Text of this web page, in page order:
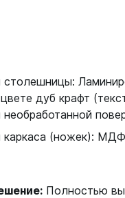
столешницы:
дуб крафт
каркаса (ножек):
Полностью